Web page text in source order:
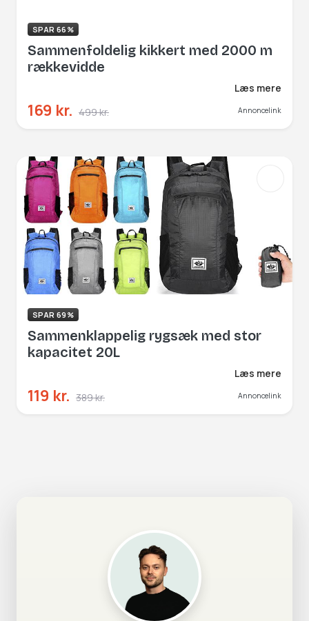
SPAR 66%
Sammenfoldelig kikkert med 2000 m
rækkevidde
Læs mere
169 kr. 499 kr. Annoncelink
SPAR 69%
Sammenklappelig rygsæk med stor
kapacitet 20L
Læs mere
119 kr. 389 kr. Annoncelink